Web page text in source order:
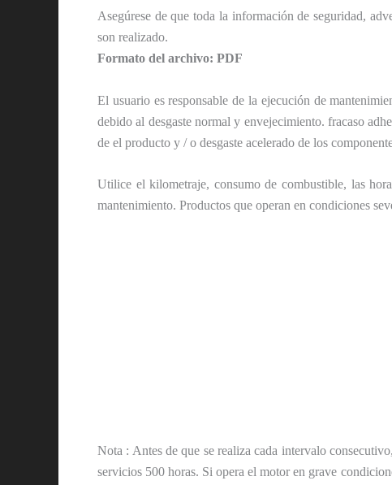
Asegúrese de que toda la información de seguridad,
son realizado.
Formato del archivo: PDF
El usuario es responsable de la ejecución de
debido al desgaste normal y envejecimiento. fracaso
de el producto y / o desgaste acelerado de los
Utilice el kilometraje, consumo de combustible, las
mantenimiento. Productos que operan en condiciones
Nota : Antes de que se realiza cada intervalo
servicios 500 horas. Si opera el motor en grave